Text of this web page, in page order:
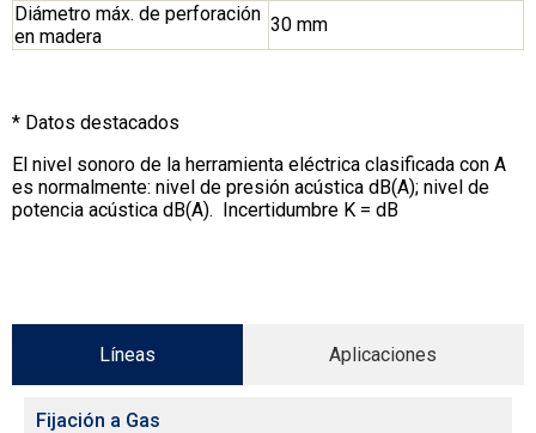
Diámetro máx. de perforación
en madera
30 mm
* Datos destacados
El nivel sonoro de la herramienta eléctrica clasificada con A
es normalmente: nivel de presión acústica dB(A); nivel de
potencia acústica dB(A). Incertidumbre K = dB
Líneas Aplicaciones
Fijación a Gas